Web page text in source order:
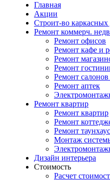
Главная
Акции
Строит-во каркасных
Ремонт коммерч.
Ремонт офисов
Ремонт кафе и
Ремонт
Ремонт
Ремонт
Ремонт аптек
Ремонт квартир
Ремонт квартир
Ремонт
Ремонт
Монтаж
Дизайн интерьера
Стоимость
Расчет